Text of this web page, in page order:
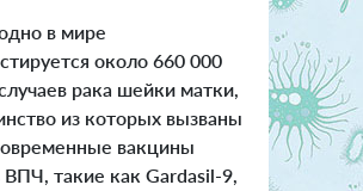
в мире
около 660 000
рака шейки матки,
из которых вызваны
вакцины
ВПЧ, такие как Gardasil-9,